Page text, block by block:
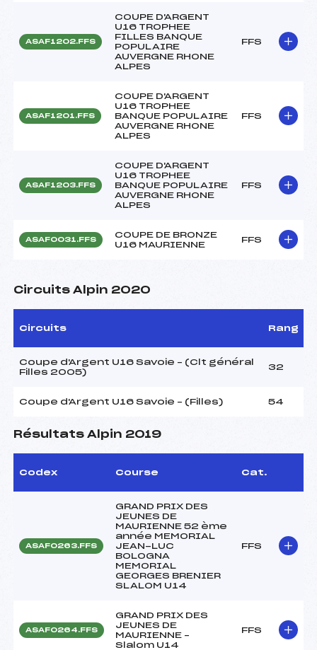
ASAF1202.FFS
COUPE D'ARGENT
U16 TROPHEE
FILLES BANQUE
POPULAIRE
AUVERGNE RHONE
ALPES
FFS
ASAF1201.FFS
COUPE D'ARGENT
U16 TROPHEE
BANQUE POPULAIRE
AUVERGNE RHONE
ALPES
FFS
ASAF1203.FFS
COUPE D'ARGENT
U16 TROPHEE
BANQUE POPULAIRE
AUVERGNE RHONE
ALPES
FFS
ASAF0031.FFS
COUPE DE BRONZE
U16 MAURIENNE
FFS
Circuits Alpin 2020
Circuits Rang
Coupe d'Argent U16 Savoie – (Clt général
Filles 2005)
32
Coupe d'Argent U16 Savoie – (Filles) 54
Résultats Alpin 2019
Codex Course Cat.
ASAF0263.FFS
GRAND PRIX DES
JEUNES DE
MAURIENNE 52 ème
année MEMORIAL
JEAN-LUC
BOLOGNA
MEMORIAL
GEORGES BRENIER
SLALOM U14
FFS
ASAF0264.FFS
GRAND PRIX DES
JEUNES DE
MAURIENNE –
Slalom U14
FFS